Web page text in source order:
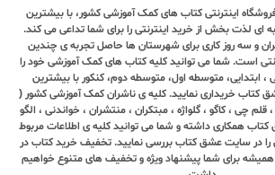
اینترنتی کتاب های کمک آموزشی کشور، با بیشترین
ای لذت بخش از خرید اینترنتی را برای شما تداعی می کند.
برای تهران و سه روز کاری برای شهرستان ها حاصل تجربه ی چندین
است. شما می توانید کلیه کتاب های کمک آموزشی خود را
ابتدایی، متوسطه اول، متوسطه دوم، کنکور با بیشترین
خریداری نمایید. کلیه ی ناشران کمک آموزشی کشور (
چی ، کاگو ، گلواژه ، مبتکران ، منتشران ، خواندنی ، الگو
کتاب همکاری داشته و شما می توانید کلیه ی اطلاعات مربوط
در سایت عشق کتاب بررسی نمایید. تخفیف خرید کتاب در
برای شما پیشنهاد ویژه و تخفیف های متنوع خواهیم